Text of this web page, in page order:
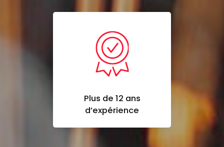
Plus de 12 ans
d’expérience